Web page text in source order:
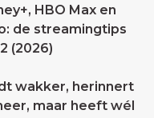
HBO Max en
de streamingtips
(2026)
wakker, herinnert
maar heeft wél